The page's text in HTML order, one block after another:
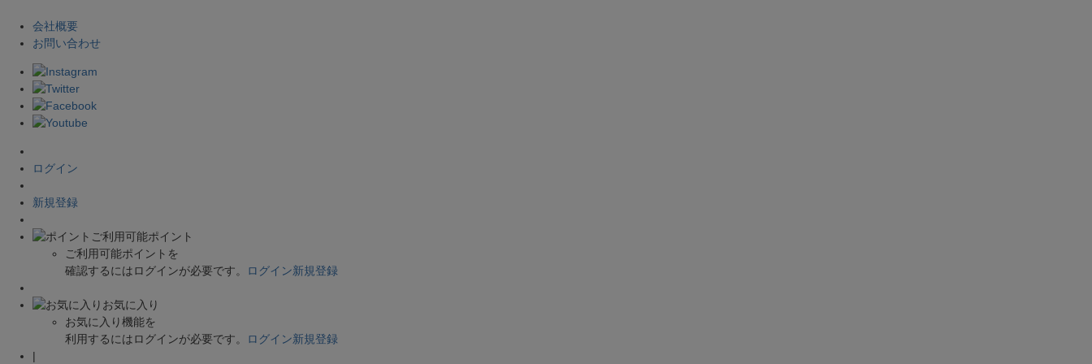
会社概要
お問い合わせ
ログイン
新規登録
ご利用可能ポイント
ご利用可能ポイントを
確認するにはログインが必要です。
ログイン新規登録
お気に入り
お気に入り機能を
利用するにはログインが必要です。
ログイン新規登録
|